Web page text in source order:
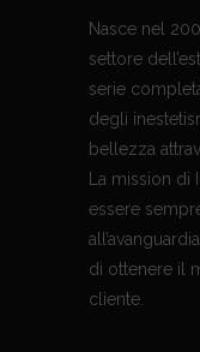
Nasce nel
settore
serie
degli
bellezza
La mission
essere
di ottenere il
cliente.